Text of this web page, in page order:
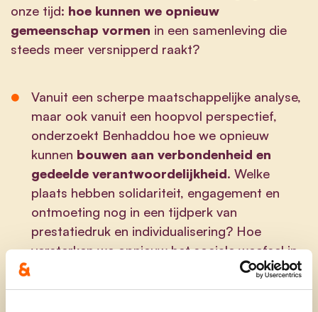
onze tijd: hoe kunnen we opnieuw
gemeenschap vormen in een samenleving die
steeds meer versnipperd raakt?
Vanuit een scherpe maatschappelijke analyse,
maar ook vanuit een hoopvol perspectief,
onderzoekt Benhaddou hoe we opnieuw
kunnen bouwen aan verbondenheid en
gedeelde verantwoordelijkheid. Welke
plaats hebben solidariteit, engagement en
ontmoeting nog in een tijdperk van
prestatiedruk en individualisering? Hoe
versterken we opnieuw het sociale weefsel in
buurten, verenigingen, scholen en lokale
gemeenschappen? En welke rol kan de politiek